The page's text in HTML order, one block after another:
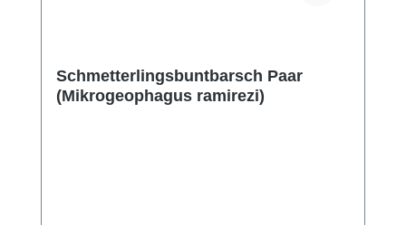
Schmetterlingsbuntbarsch Paar
(Mikrogeophagus ramirezi)